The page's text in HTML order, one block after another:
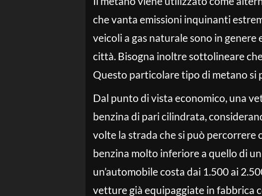
che vanta emissioni inquinanti
veicoli a gas naturale sono in
città. Bisogna inoltre sottolineare
Questo particolare tipo di metano si
Dal punto di vista economico, una
benzina di pari cilindrata,
volte la strada che si può percorrere
benzina molto inferiore a quello di
un’automobile costa dai 1.500 ai
vetture già equipaggiate in fabbrica